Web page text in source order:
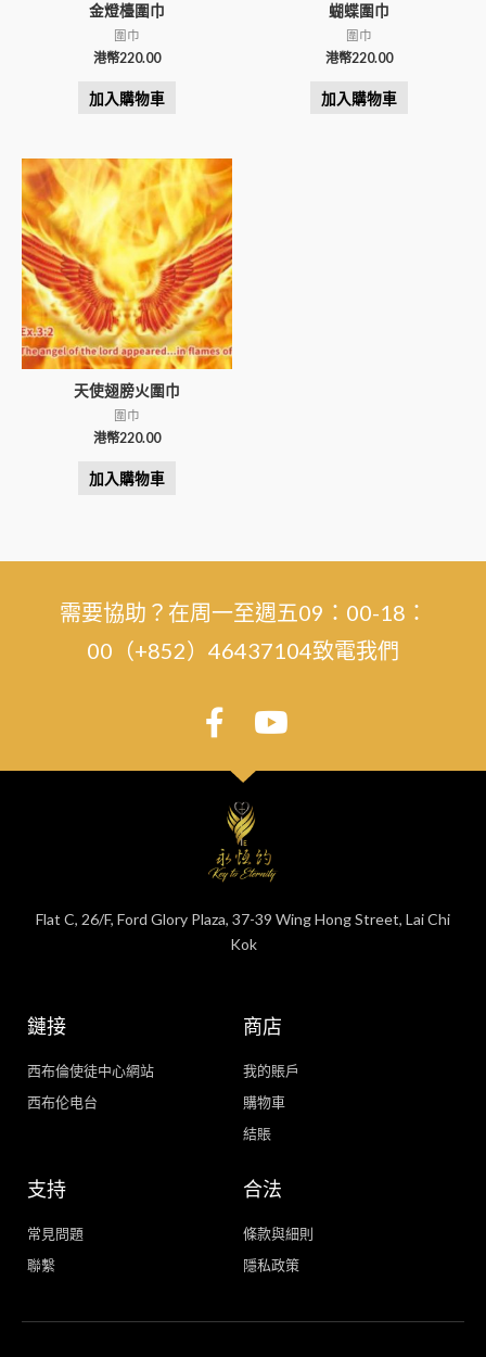
金燈檯圍巾
圍巾
港幣220.00
加入購物車
蝴蝶圍巾
圍巾
港幣220.00
加入購物車
天使翅膀火圍巾
圍巾
港幣220.00
加入購物車
需要協助？在周一至週五09：00-18：
00（+852）46437104致電我們
Flat C, 26/F, Ford Glory Plaza, 37-39 Wing Hong Street, Lai Chi
Kok
鏈接
西布倫使徒中心網站
西布伦电台
商店
我的賬戶
購物車
結賬
支持
常見問題
聯繫
合法
條款與細則
隱私政策